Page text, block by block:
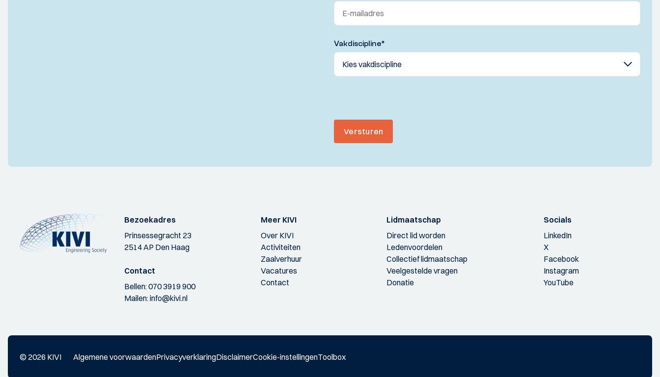
Vakdiscipline*
Versturen
Bezoekadres
Prinsessegracht 23
2514 AP Den Haag
Contact
Bellen:070 3919 900
Mailen:info@kivi.nl
Meer KIVI
Over KIVI
Activiteiten
Zaalverhuur
Vacatures
Contact
Lidmaatschap
Direct lid worden
Ledenvoordelen
Collectief lidmaatschap
Veelgestelde vragen
Donatie
Socials
LinkedIn
X
Facebook
Instagram
YouTube
© 2026 KIVI Algemene voorwaardenPrivacyverklaringDisclaimerCookie-instellingenToolbox